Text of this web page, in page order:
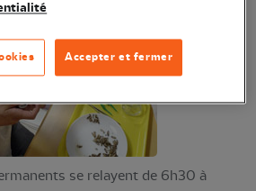
se relayent de 6h30 à
Accepter et fermer